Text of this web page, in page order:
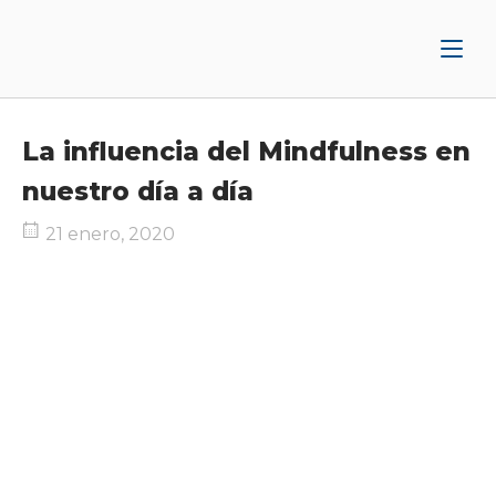
La influencia del Mindfulness en
nuestro día a día
21 enero, 2020